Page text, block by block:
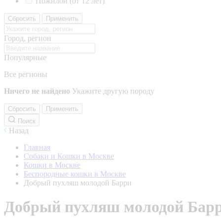
Сбросить Применить
Город, регион
Популярные
Все регионы
Ничего не найдено Укажите другую породу
Сбросить
Применить
Поиск
Назад
Главная
Собаки и Кошки в Москве
Кошки в Москве
Беспородные кошки в Москве
Добрый пухляш молодой Барри
Добрый пухляш молодой